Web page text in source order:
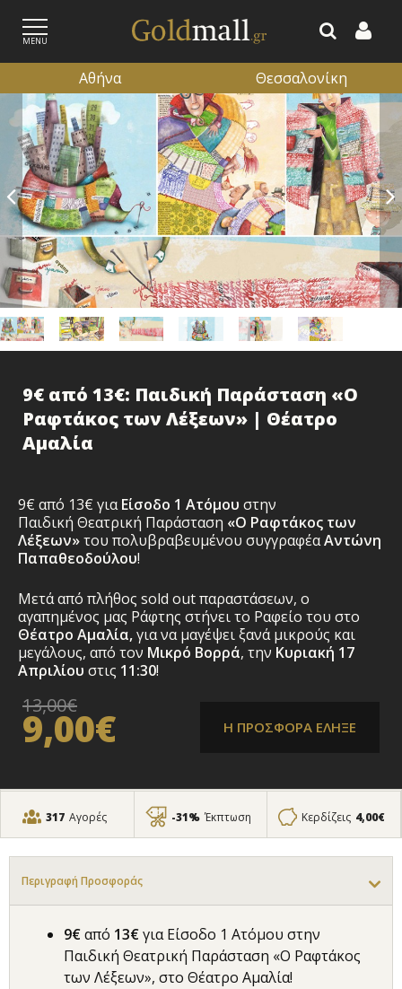
MENU
ΕΓΓΡΑΦΗ ΕΙΣΟΔΟΣ
Αθήνα Θεσσαλονίκη
9€ από 13€: Παιδική Παράσταση «Ο
Ραφτάκος των Λέξεων» | Θέατρο
Αμαλία
9€ από 13€ γιαΕίσοδο 1 Ατόμου στην
Παιδική Θεατρική Παράσταση «Ο Ραφτάκος των
Λέξεων»του πολυβραβευμένου συγγραφέαΑντώνη
Παπαθεοδούλου!
Μετά από πλήθος sold out παραστάσεων, ο
αγαπημένος μας Ράφτης στήνει το Ραφείο του στο
Θέατρο Αμαλία,για να μαγέψει ξανά μικρούς και
μεγάλους, από τον Μικρό Βορρά, την Κυριακή 17
Απριλίου στις 11:30!
13,00€
9,00€ Η ΠΡΟΣΦΟΡΑ ΕΛΗΞΕ
317 Αγορές -31% Έκπτωση Κερδίζεις 4,00€
Περιγραφή Προσφοράς
9€από 13€για Είσοδο 1 Ατόμου στην
Παιδική Θεατρική Παράσταση «Ο Ραφτάκος
των Λέξεων», στο Θέατρο Αμαλία!